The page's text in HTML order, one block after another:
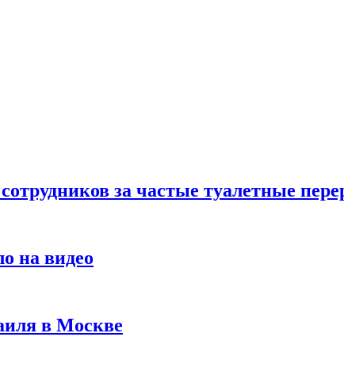
за частые туалетные
на видео
в Москве